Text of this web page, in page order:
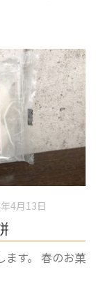
4月13日
ます。 春のお菓